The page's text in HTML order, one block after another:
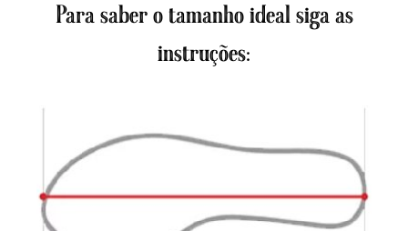
Para saber o tamanho ideal siga as
instruções: